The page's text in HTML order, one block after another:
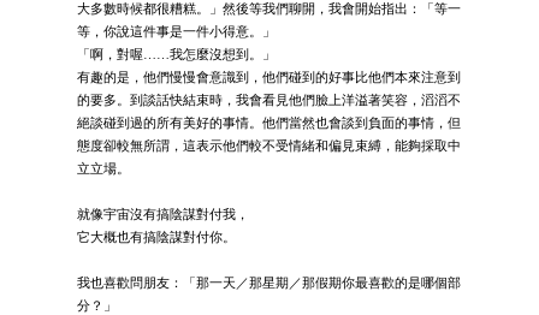
大多數時候都很糟糕。」然後等我們聊開，我會開始指出：「等一
等，你說這件事是一件小得意。」
「啊，對喔……我怎麼沒想到。」
有趣的是，他們慢慢會意識到，他們碰到的好事比他們本來注意到
的要多。到談話快結束時，我會看見他們臉上洋溢著笑容，滔滔不
絕談碰到過的所有美好的事情。他們當然也會談到負面的事情，但
態度卻較無所謂，這表示他們較不受情緒和偏見束縛，能夠採取中
立立場。
就像宇宙沒有搞陰謀對付我，
它大概也有搞陰謀對付你。
我也喜歡問朋友：「那一天／那星期／那假期你最喜歡的是哪個部
分？」